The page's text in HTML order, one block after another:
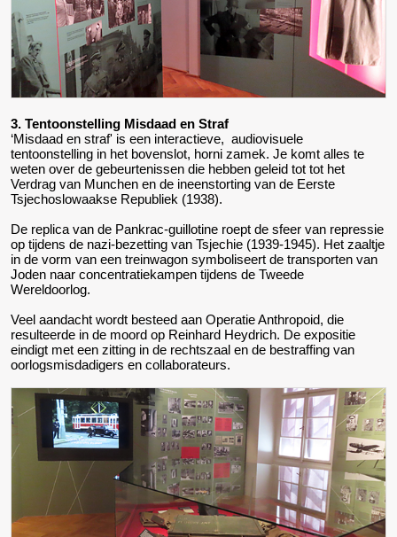
3. Tentoonstelling Misdaad en Straf
‘Misdaad en straf' is een interactieve, audiovisuele
tentoonstelling in het bovenslot, horni zamek. Je komt alles te
weten over de gebeurtenissen die hebben geleid tot tot het
Verdrag van Munchen en de ineenstorting van de Eerste
Tsjechoslowaakse Republiek (1938).
De replica van de Pankrac-guillotine roept de sfeer van repressie
op tijdens de nazi-bezetting van Tsjechie (1939-1945). Het zaaltje
in de vorm van een treinwagon symboliseert de transporten van
Joden naar concentratiekampen tijdens de Tweede
Wereldoorlog.
Veel aandacht wordt besteed aan Operatie Anthropoid, die
resulteerde in de moord op Reinhard Heydrich. De expositie
eindigt met een zitting in de rechtszaal en de bestraffing van
oorlogsmisdadigers en collaborateurs.